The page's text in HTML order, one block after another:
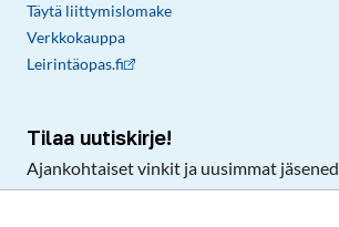
Täytä liittymislomake
Verkkokauppa
Leirintäopas.fi
Tilaa uutiskirje!
Ajankohtaiset vinkit ja uusimmat